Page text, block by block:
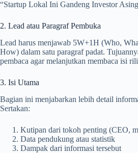
“Startup Lokal Ini Gandeng Investor
2. Lead atau Paragraf Pembuka
Lead harus menjawab 5W+1H (Who,
How) dalam satu paragraf padat.
pembaca agar melanjutkan membaca isi
3. Isi Utama
Bagian ini menjabarkan lebih detail
Sertakan:
Kutipan dari tokoh penting (CEO,
Data pendukung atau statistik
Dampak dari informasi tersebut